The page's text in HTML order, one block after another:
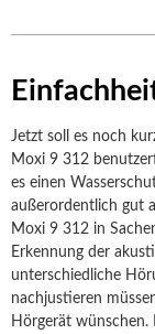
Jetzt soll es noch
Moxi 9 312
es einen
außerordentlich gut
Moxi 9 312 in
Erkennung der
unterschiedliche
nachjustieren
Hörgerät wünschen.